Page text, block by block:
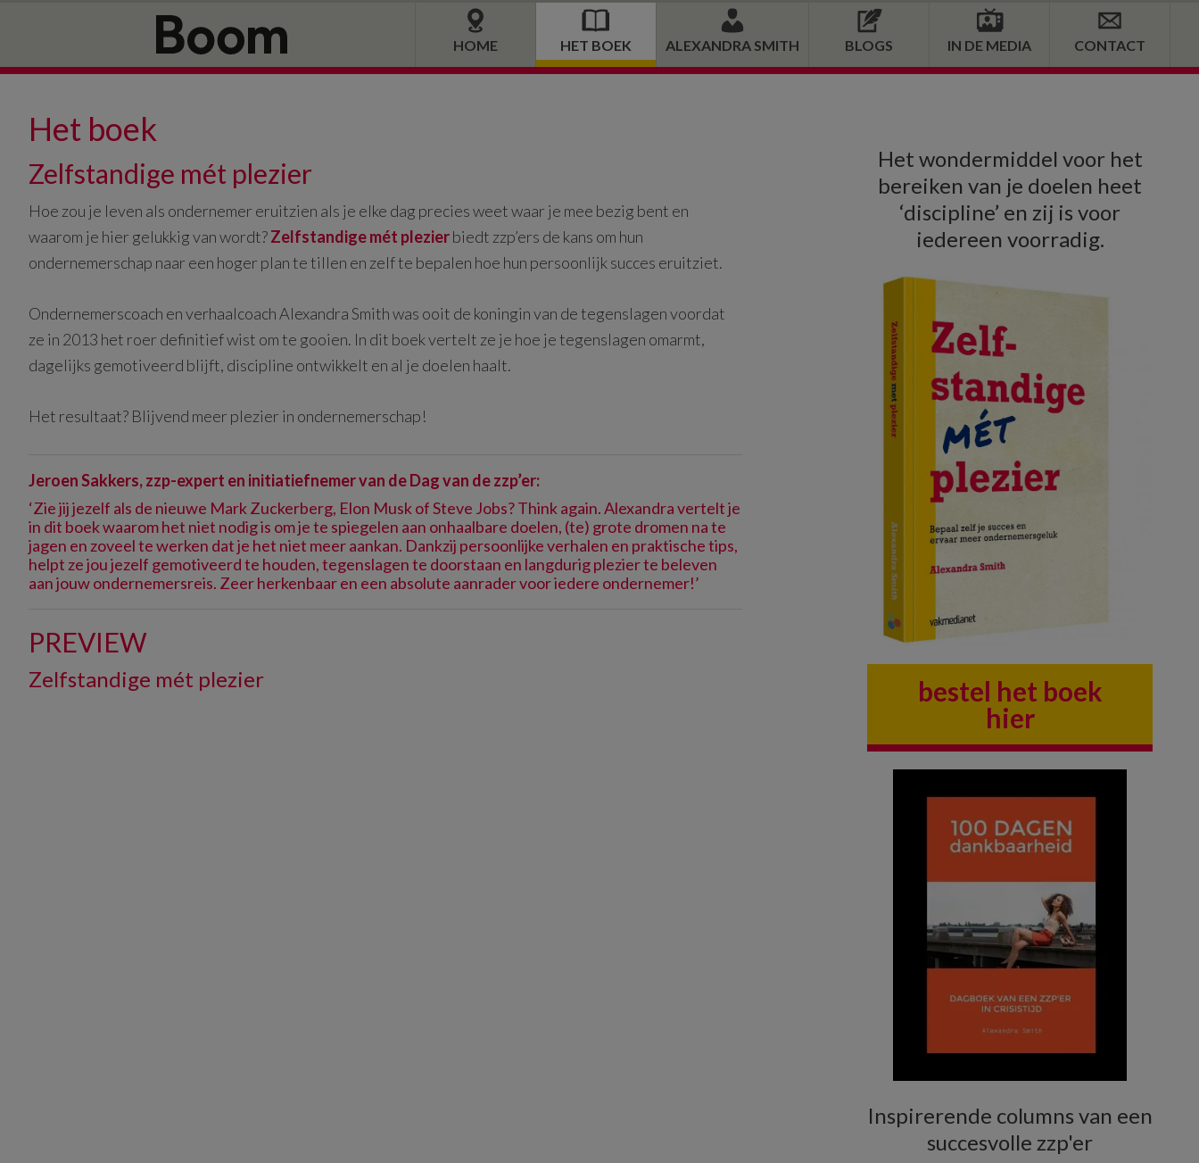
de
inhoud
de
sidebar
HOME HET BOEK ALEXANDRA SMITH BLOGS IN DE MEDIA CONTACT
Het boek
Zelfstandige mét plezier
Hoe zou je leven als ondernemer eruitzien als je elke dag precies weet waar je mee bezig bent en
waarom je hier gelukkig van wordt?Zelfstandige mét plezierbiedt zzp’ers de kans om hun
ondernemerschap naar een hoger plan te tillen en zelf te bepalen hoe hun persoonlijk succes eruitziet.
Ondernemerscoach en verhaalcoach Alexandra Smith was ooit de koningin van de tegenslagen voordat
ze in 2013 het roer definitief wist om te gooien. In dit boek vertelt ze je hoe je tegenslagen omarmt,
dagelijks gemotiveerd blijft, discipline ontwikkelt en al je doelen haalt.
Het resultaat? Blijvend meer plezier in ondernemerschap!
Jeroen Sakkers, zzp-expert en initiatiefnemer van de Dag van de zzp’er:
‘Zie jij jezelf als de nieuwe Mark Zuckerberg, Elon Musk of Steve Jobs? Think again. Alexandra vertelt je
in dit boek waarom het niet nodig is om je te spiegelen aan onhaalbare doelen, (te) grote dromen na te
jagen en zoveel te werken dat je het niet meer aankan. Dankzij persoonlijke verhalen en praktische tips,
helpt ze jou jezelf gemotiveerd te houden, tegenslagen te doorstaan en langdurig plezier te beleven
aan jouw ondernemersreis. Zeer herkenbaar en een absolute aanrader voor iedere ondernemer!’
PREVIEW
Zelfstandige mét plezier
Sidebar
Het wondermiddel voor het
bereiken van je doelen heet
‘discipline’ en zij is voor
iedereen voorradig.
bestel het boek
hier
Inspirerende columns van een
succesvolle zzp'er